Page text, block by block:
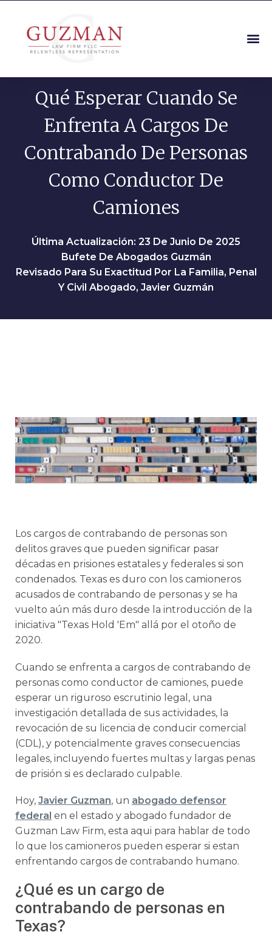
Qué Esperar Cuando Se
Enfrenta A Cargos De
Contrabando De Personas
Como Conductor De
Camiones
Última Actualización: 23 De Junio De 2025
Bufete De Abogados Guzmán
Revisado Para Su Exactitud Por La Familia, Penal
Y Civil Abogado, Javier Guzmán
Los cargos de contrabando de personas son
delitos graves que pueden significar pasar
décadas en prisiones estatales y federales si son
condenados. Texas es duro con los camioneros
acusados de contrabando de personas y se ha
vuelto aún más duro desde la introducción de la
iniciativa "Texas Hold 'Em" allá por el otoño de
2020.
Cuando se enfrenta a cargos de contrabando de
personas como conductor de camiones, puede
esperar un riguroso escrutinio legal, una
investigación detallada de sus actividades, la
revocación de su licencia de conducir comercial
(CDL), y potencialmente graves consecuencias
legales, incluyendo fuertes multas y largas penas
de prisión si es declarado culpable.
Hoy, Javier Guzman, un abogado defensor
federal en el estado y abogado fundador de
Guzman Law Firm, esta aqui para hablar de todo
lo que los camioneros pueden esperar si estan
enfrentando cargos de contrabando humano.
¿Qué es un cargo de
contrabando de personas en
Texas?